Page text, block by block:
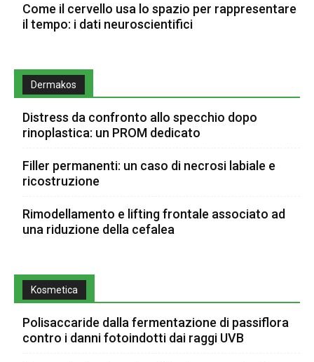
Come il cervello usa lo spazio per rappresentare
il tempo: i dati neuroscientifici
Dermakos
Distress da confronto allo specchio dopo
rinoplastica: un PROM dedicato
Filler permanenti: un caso di necrosi labiale e
ricostruzione
Rimodellamento e lifting frontale associato ad
una riduzione della cefalea
Kosmetica
Polisaccaride dalla fermentazione di passiflora
contro i danni fotoindotti dai raggi UVB